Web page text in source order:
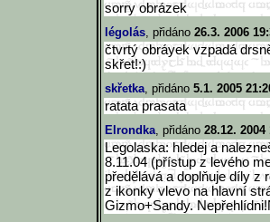
sorry obrázek
légolás, přidáno 26.3. 2006
čtvrtý obráyek vzpadá
skřet!:)
skřetka, přidáno 5.1. 2005
ratata prasata
Elrondka, přidáno 28.12. 2004
Legolaska: hledej a
8.11.04 (přístup z levého
předělává a doplňuje díly
z ikonky vlevo na hlavní
Gizmo+Sandy.